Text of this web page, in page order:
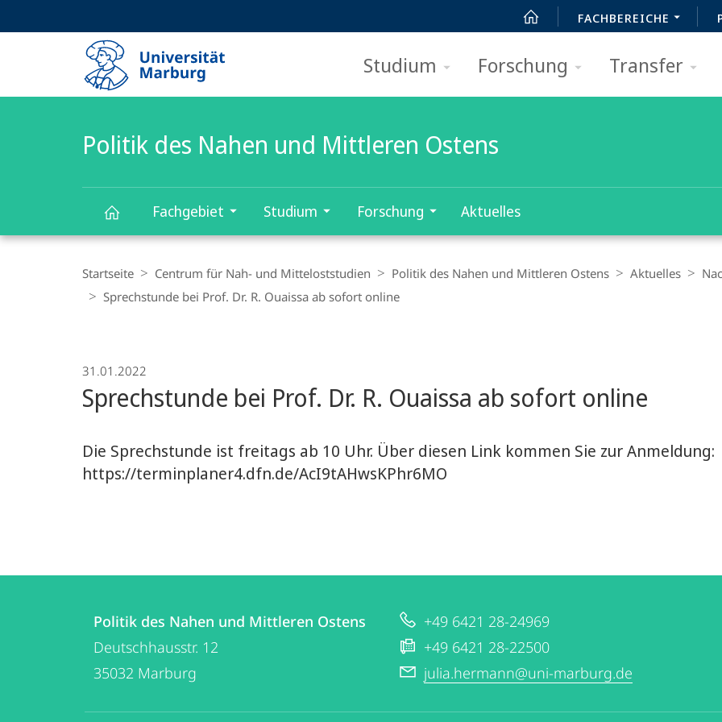
FACHBEREICHE
Studium Forschung Transfer
Politik des Nahen und Mittleren Ostens
des
und
Ostens
Fachgebiet Studium Forschung Aktuelles
Navigation
Startseite Centrum für Nah- und Mitteloststudien Politik des Nahen und Mittleren Ostens Aktuelles
Sprechstunde bei Prof. Dr. R. Ouaissa ab sofort online
31.01.2022
Sprechstunde bei Prof. Dr. R. Ouaissa ab sofort online
Die Sprechstunde ist freitags ab 10 Uhr. Über diesen Link kommen Sie zur Anmeldung:
https://terminplaner4.dfn.de/AcI9tAHwsKPhr6MO
Informationen
Kontaktinformationen
Politik
des
Nahen
und
Politik des Nahen und Mittleren Ostens
Deutschhausstr. 12
35032 Marburg
+49 6421 28-24969
+49 6421 28-22500
julia.hermann@uni-marburg.de